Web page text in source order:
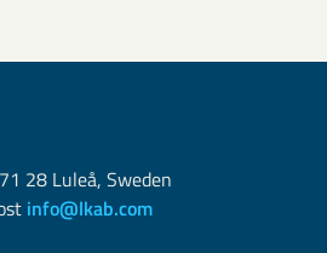
28 Luleå, Sweden
info@lkab.com